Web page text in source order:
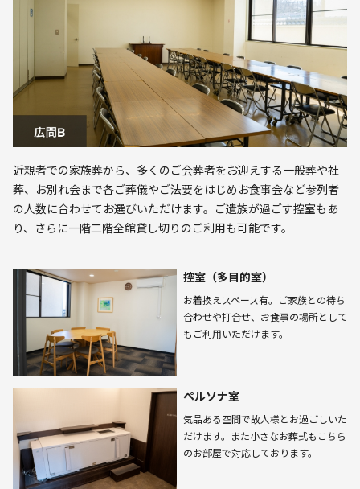
近親者での家族葬から、多くのご会葬者をお迎えする一般葬や社
葬、お別れ会まで各ご葬儀やご法要をはじめお食事会など参列者
の人数に合わせてお選びいただけます。ご遺族が過ごす控室もあ
り、さらに一階二階全館貸し切りのご利用も可能です。
控室（多目的室）
お着換えスペース有。ご家族との待ち
合わせや打合せ、お食事の場所として
もご利用いただけます。
ペルソナ室
気品ある空間で故人様とお過ごしいた
だけます。また小さなお葬式もこちら
のお部屋で対応しております。